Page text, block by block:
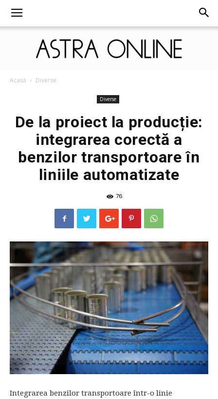
Online
Acasă Diverse
Diverse
De la proiect la producție:
integrarea corectă a
benzilor transportoare în
liniile automatizate
76
Integrarea benzilor transportoare într-o linie